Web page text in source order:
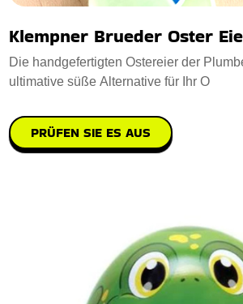
Klempner Brueder Oster
Die handgefertigten Ostereier der
ultimative süße Alternative für Ihr O
PRÜFEN SIE ES AUS